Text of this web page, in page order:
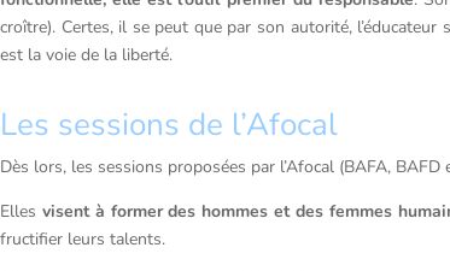
croître). Certes, il se peut que par son autorité,
est la voie de la liberté.
Les sessions de l’Afocal
Dès lors, les sessions proposées par l’Afocal (BAFA,
Elles visent à former des hommes et des femmes
fructifier leurs talents.